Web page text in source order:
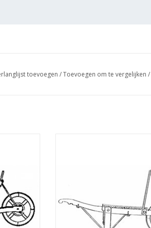
toevoegen /Toevoegen om te vergelijken /